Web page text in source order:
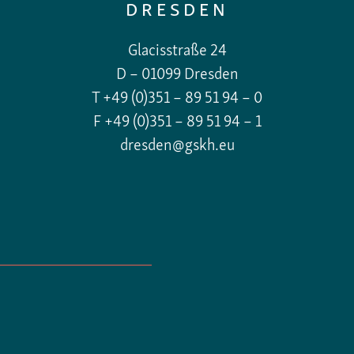
DRESDEN
Glacisstraße 24
D – 01099 Dresden
T +49 (0)351 – 89 51 94 – 0
F +49 (0)351 – 89 51 94 – 1
dresden@gskh.eu